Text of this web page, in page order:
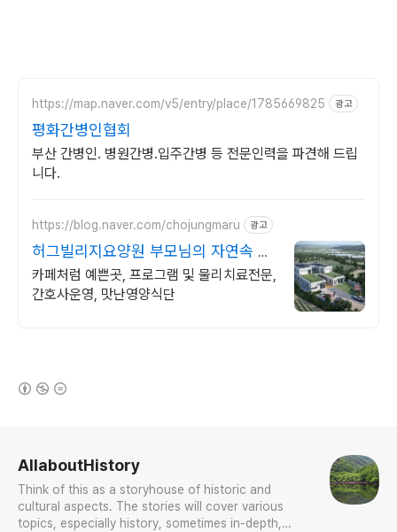
https://map.naver.com/v5/entry/place/1785669825 광고
평화간병인협회
부산 간병인. 병원간병.입주간병 등 전문인력을 파견해 드립
니다.
https://blog.naver.com/chojungmaru 광고
허그빌리지요양원 부모님의 자연속 휴
식공간
카페처럼 예쁜곳, 프로그램 및 물리치료전문,
간호사운영, 맛난영양식단
AllaboutHistory
Think of this as a storyhouse of historic and
cultural aspects. The stories will cover various
topics, especially history, sometimes in-depth,